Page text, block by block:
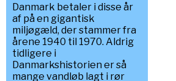
Danmark betaler i disse år
af på en gigantisk
miljøgæld, der stammer fra
årene 1940 til 1970. Aldrig
tidligere i
Danmarkshistorien er så
mange vandløb lagt i rør